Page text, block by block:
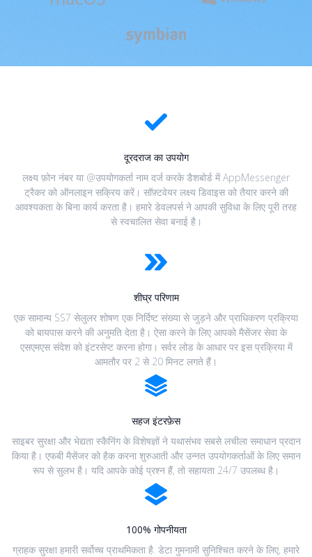
दूरदराज का उपयोग
लक्ष्य फ़ोन नंबर या @उपयोगकर्ता नाम दर्ज करके डैशबोर्ड में AppMessenger
ट्रैकर को ऑनलाइन सक्रिय करें। सॉफ़्टवेयर लक्ष्य डिवाइस को तैयार करने की
आवश्यकता के बिना कार्य करता है। हमारे डेवलपर्स ने आपकी सुविधा के लिए पूरी तरह
से स्वचालित सेवा बनाई है।
शीघ्र परिणाम
एक सामान्य SS7 सेलुलर शोषण एक निर्दिष्ट संख्या से जुड़ने और प्राधिकरण प्रक्रिया
को बायपास करने की अनुमति देता है। ऐसा करने के लिए आपको मैसेंजर सेवा के
एसएमएस संदेश को इंटरसेप्ट करना होगा। सर्वर लोड के आधार पर इस प्रक्रिया में
आमतौर पर 2 से 20 मिनट लगते हैं।
सहज इंटरफ़ेस
साइबर सुरक्षा और भेद्यता स्कैनिंग के विशेषज्ञों ने यथासंभव सबसे लचीला समाधान प्रदान
किया है। एफबी मैसेंजर को हैक करना शुरुआती और उन्नत उपयोगकर्ताओं के लिए समान
रूप से सुलभ है। यदि आपके कोई प्रश्न हैं, तो सहायता 24/7 उपलब्ध है।
100% गोपनीयता
ग्राहक सुरक्षा हमारी सर्वोच्च प्राथमिकता है. डेटा गुमनामी सुनिश्चित करने के लिए, हमारे